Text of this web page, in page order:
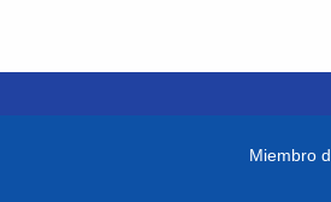
Miembro